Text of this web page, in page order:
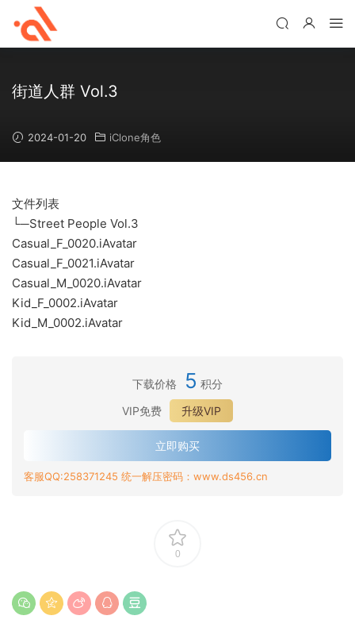
街道人群 Vol.3
2024-01-20 iClone角色
文件列表
└─Street People Vol.3
Casual_F_0020.iAvatar
Casual_F_0021.iAvatar
Casual_M_0020.iAvatar
Kid_F_0002.iAvatar
Kid_M_0002.iAvatar
下载价格 5 积分
VIP免费
升级VIP
立即购买
客服QQ:258371245 统一解压密码：www.ds456.cn
0